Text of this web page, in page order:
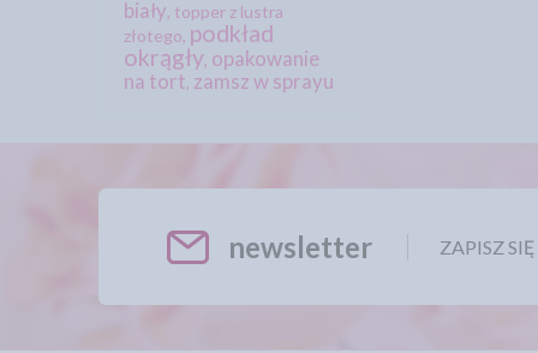
biały, topper z lustra
złotego, podkład
okrągły, opakowanie
na tort, zamsz w sprayu
newsletter ZAPISZ